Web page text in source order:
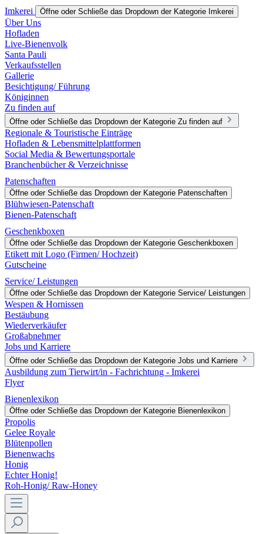
Imkerei
Öffne oder Schließe das Dropdown der Kategorie Imkerei
Über Uns
Hofladen
Live-Bienenvolk
Santa Pauli
Verkaufsstellen
Gallerie
Besichtigung/ Führung
Königinnen
Zu finden auf
Öffne oder Schließe das Dropdown der Kategorie Zu finden auf
Regionale & Touristische Einträge
Hofladen & Lebensmittelplattformen
Social Media & Bewertungsportale
Branchenbücher & Verzeichnisse
Patenschaften
Öffne oder Schließe das Dropdown der Kategorie Patenschaften
Blühwiesen-Patenschaft
Bienen-Patenschaft
Geschenkboxen
Öffne oder Schließe das Dropdown der Kategorie Geschenkboxen
Etikett mit Logo (Firmen/ Hochzeit)
Gutscheine
Service/ Leistungen
Öffne oder Schließe das Dropdown der Kategorie Service/ Leistungen
Wespen & Hornissen
Bestäubung
Wiederverkäufer
Großabnehmer
Jobs und Karriere
Öffne oder Schließe das Dropdown der Kategorie Jobs und Karriere
Ausbildung zum Tierwirt/in - Fachrichtung - Imkerei
Flyer
Bienenlexikon
Öffne oder Schließe das Dropdown der Kategorie Bienenlexikon
Propolis
Gelee Royale
Blütenpollen
Bienenwachs
Honig
Echter Honig!
Roh-Honig/ Raw-Honey